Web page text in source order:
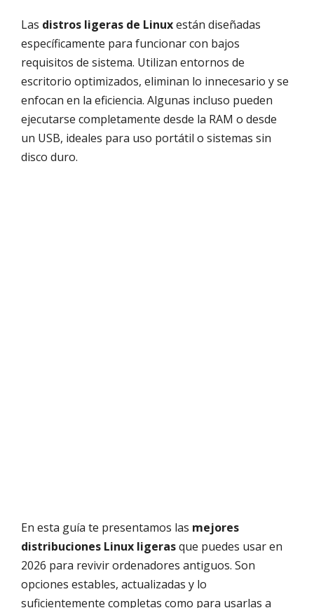
Las distros ligeras de Linuxestán diseñadas
específicamente para funcionar con bajos
requisitos de sistema. Utilizan entornos de
escritorio optimizados, eliminan lo innecesario y se
enfocan en la eficiencia. Algunas incluso pueden
ejecutarse completamente desde la RAM o desde
un USB, ideales para uso portátil o sistemas sin
disco duro.
En esta guía te presentamos las mejores
distribuciones Linux ligerasque puedes usar en
2026 para revivir ordenadores antiguos. Son
opciones estables, actualizadas y lo
suficientemente completas como para usarlas a